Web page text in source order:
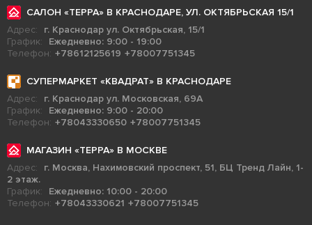
САЛОН «ТЕРРА» В КРАСНОДАРЕ, УЛ. ОКТЯБРЬСКАЯ 15/1
Адрес:
г. Краснодар ул. Октябрьская, 15/1
График:
Ежедневно: 9:00 - 19:00
Телефон: +78612125619 +78007751345
СУПЕРМАРКЕТ «КВАДРАТ» В КРАСНОДАРЕ
Адрес:
г. Краснодар ул. Московская, 69А
График:
Ежедневно: 9:00 - 20:00
Телефон: +78043330650 +78007751345
МАГАЗИН «ТЕРРА» В МОСКВЕ
Адрес:
г. Москва, Нахимовский проспект, 51, БЦ Тренд Лайн, 1-
2 этаж.
График:
Ежедневно: 10:00 - 20:00
Телефон: +78043330621 +78007751345